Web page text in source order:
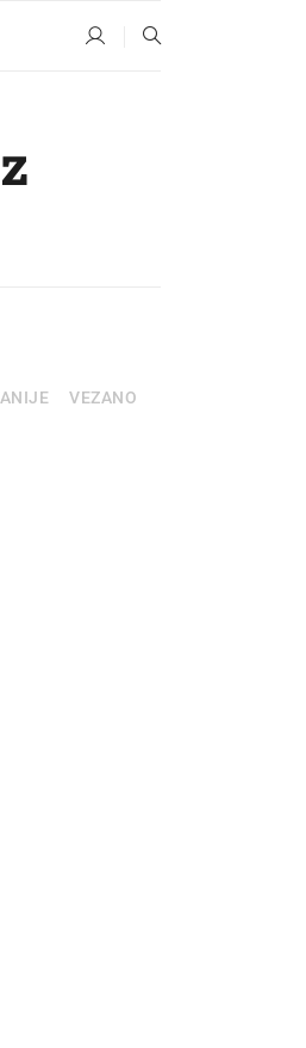
VEZANO